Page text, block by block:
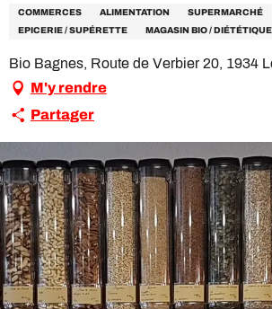
COMMERCES ALIMENTATION
SUPERMARCHÉ
EPICERIE / SUPÉRETTE
MAGASIN BIO / DIÉTÉTIQUE
Bio Bagnes, Route de Verbier 20, 1934
M'y rendre
Partager